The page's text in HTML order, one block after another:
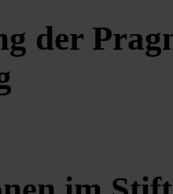
der